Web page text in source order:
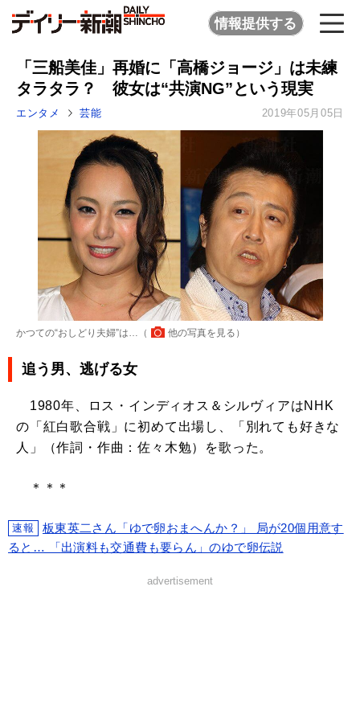
情報提供する
「三船美佳」再婚に「高橋ジョージ」は未練
タラタラ？ 彼女は“共演NG”という現実
エンタメ 芸能 2019年05月05日
かつての“おしどり夫婦”は…（ 他の写真を見る ）
追う男、逃げる女
1980年、ロス・インディオス＆シルヴィアはNHK
の「紅白歌合戦」に初めて出場し、「別れても好きな
人」（作詞・作曲：佐々木勉）を歌った。
＊＊＊
速報
板東英二さん「ゆで卵おまへんか？」 局が20個用意す
ると… 「出演料も交通費も要らん」のゆで卵伝説
advertisement